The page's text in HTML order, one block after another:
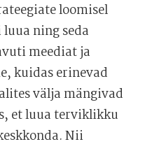
loomisel
ning seda
meediat ja
kuidas erinevad
välja mängivad
et luua terviklikku
Nii